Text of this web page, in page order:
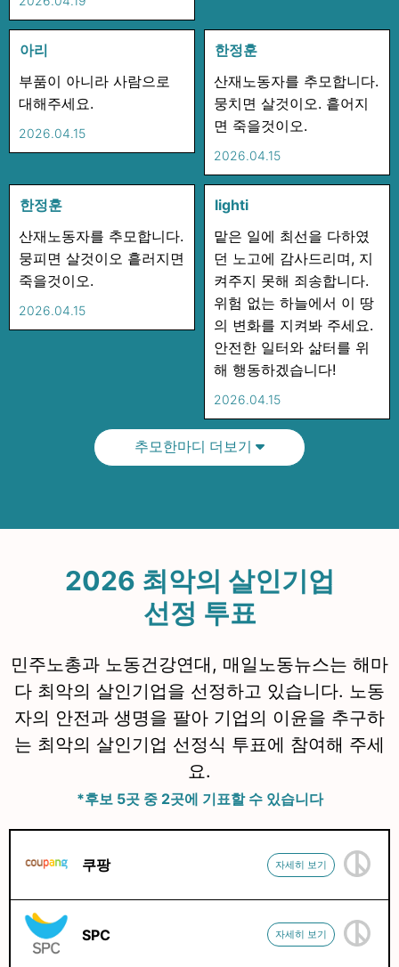
아리
부품이 아니라 사람으로
대해주세요.
2026.04.15
한정훈
산재노동자를 추모합니다.
뭉치면 살것이오. 흩어지
면 죽을것이오.
2026.04.15
한정훈
산재노동자를 추모합니다.
뭉피면 살것이오 흩러지면
죽을것이오.
2026.04.15
lighti
맡은 일에 최선을 다하였
던 노고에 감사드리며, 지
켜주지 못해 죄송합니다.
위험 없는 하늘에서 이 땅
의 변화를 지켜봐 주세요.
안전한 일터와 삶터를 위
해 행동하겠습니다!
2026.04.15
추모한마디 더보기
2026 최악의 살인기업
선정 투표
민주노총과 노동건강연대, 매일노동뉴스는 해마
다 최악의 살인기업을 선정하고 있습니다. 노동
자의 안전과 생명을 팔아 기업의 이윤을 추구하
는 최악의 살인기업 선정식 투표에 참여해 주세
요.
*후보 5곳 중 2곳에 기표할 수 있습니다
쿠팡 자세히 보기
SPC 자세히 보기